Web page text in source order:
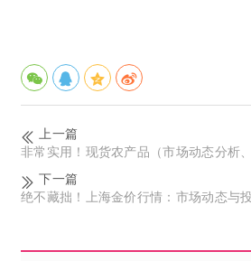
上一篇
非常实用！现货农产品（市场动态分析
下一篇
绝不藏拙！上海金价行情：市场动态与